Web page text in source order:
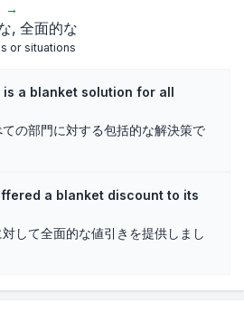
→
全面的な
or situations
a blanket solution for all
の部門に対する包括的な解決策で
a blanket discount to its
して全面的な値引きを提供しまし